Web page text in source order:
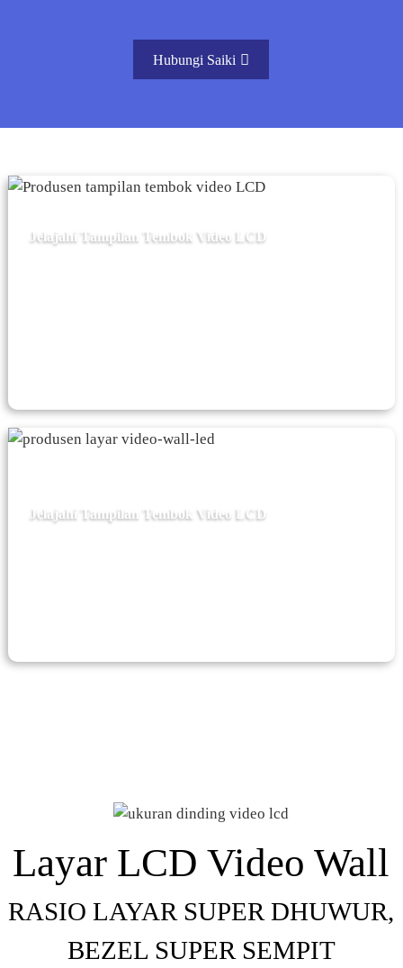
Hubungi Saiki
Jelajahi Tampilan Tembok Video LCD
Jelajahi Tampilan Tembok Video LCD
Layar LCD Video Wall
RASIO LAYAR SUPER DHUWUR,
BEZEL SUPER SEMPIT